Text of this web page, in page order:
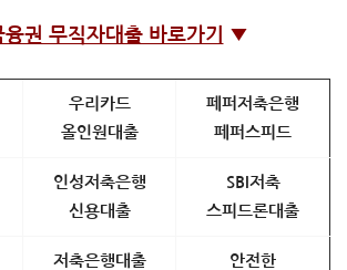
융권 무직자대출 바로가기 ▼
우리카드
올인원대출
페퍼저축은행
페퍼스피드
인성저축은행
신용대출
SBI저축
스피드론대출
저축은행대출
안전한